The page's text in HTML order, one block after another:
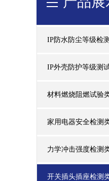
IP防水防尘等级检
IP外壳防护等级测
材料燃烧阻燃试验
家用电器安全检测
力学冲击强度检测
开关插头插座检测